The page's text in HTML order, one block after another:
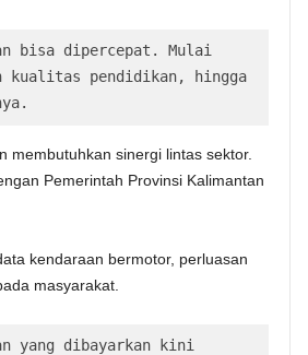
bisa dipercepat. Mulai
pendidikan, hingga
membutuhkan sinergi lintas sektor.
Pemerintah Provinsi Kalimantan
kendaraan bermotor, perluasan
masyarakat.
yang dibayarkan kini